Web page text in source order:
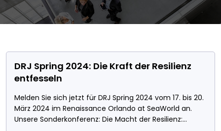
DRJ Spring 2024: Die Kraft der Resilienz
entfesseln
Melden Sie sich jetzt für DRJ Spring 2024 vom 17. bis 20.
März 2024 im Renaissance Orlando at SeaWorld an.
Unsere Sonderkonferenz: Die Macht der Resilienz: